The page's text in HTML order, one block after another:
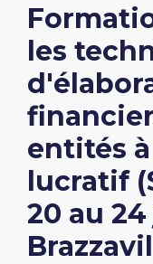
les
entités
lucratif
20 au